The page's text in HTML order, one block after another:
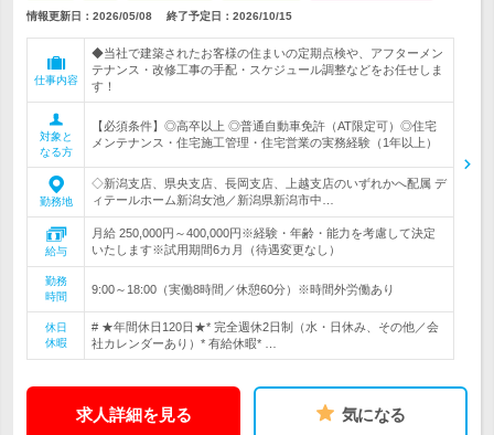
情報更新日：2026/05/08 終了予定日： 2026/10/15
仕事内容
◆当社で建築されたお客様の住まいの定期点検や、アフターメン
テナンス・改修工事の手配・スケジュール調整などをお任せしま
す！
対象と
なる方
【必須条件】◎高卒以上 ◎普通自動車免許（AT限定可）◎住宅
メンテナンス・住宅施工管理・住宅営業の実務経験（1年以上）
勤務地
◇新潟支店、県央支店、長岡支店、上越支店のいずれかへ配属 デ
ィテールホーム新潟女池／新潟県新潟市中…
給与
月給 250,000円～400,000円※経験・年齢・能力を考慮して決定
いたします※試用期間6カ月（待遇変更なし）
勤務
時間
9:00～18:00（実働8時間／休憩60分）※時間外労働あり
休日
休暇
# ★年間休日120日★* 完全週休2日制（水・日休み、その他／会
社カレンダーあり）* 有給休暇* …
求人詳細を見る 気になる